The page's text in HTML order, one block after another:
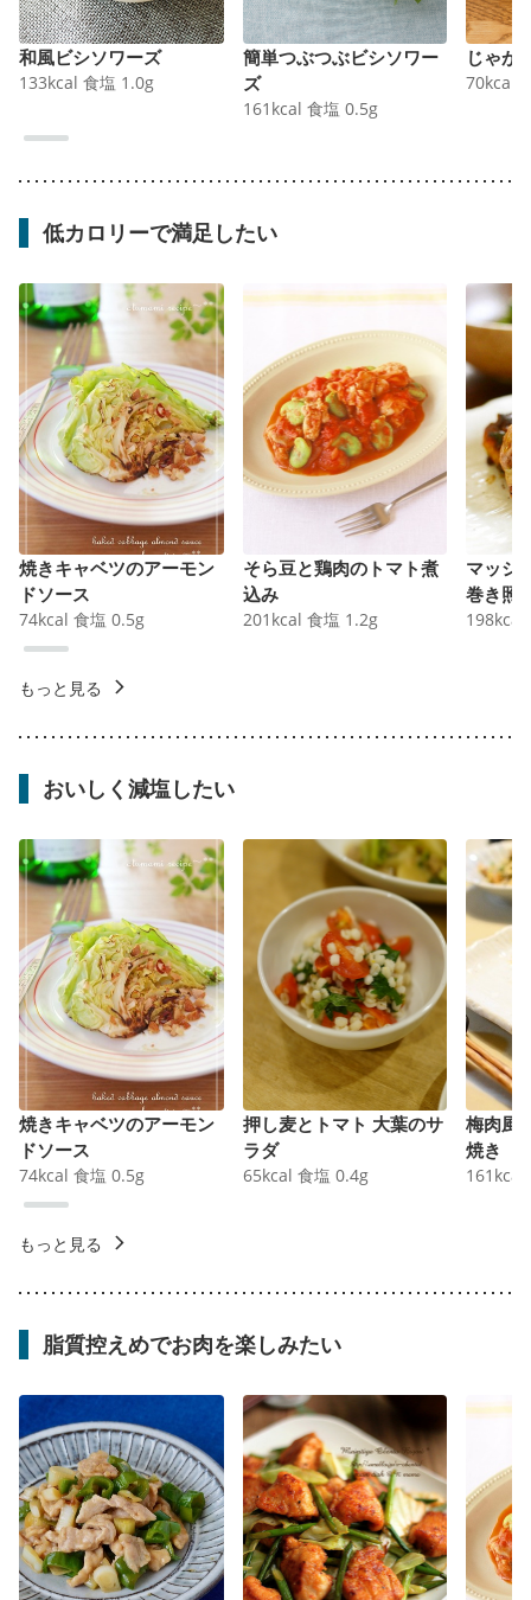
和風ビシソワーズ
133kcal 食塩 1.0g
簡単つぶつぶビシソワー
ズ
161 kcal 食塩 0.5g
じゃが
70kcal
低カロリーで満足したい
焼きキャベツのアーモン
ドソース
74kcal 食塩 0.5g
そら豆と鶏肉のトマト煮
込み
201 kcal 食塩 1.2g
マッシ
巻き照
198kcal
もっと見る
おいしく減塩したい
焼きキャベツのアーモン
ドソース
74kcal 食塩 0.5g
押し麦とトマト 大葉のサ
ラダ
65kcal 食塩 0.4g
梅肉風
焼き
161 kcal
もっと見る
脂質控えめでお肉を楽しみたい